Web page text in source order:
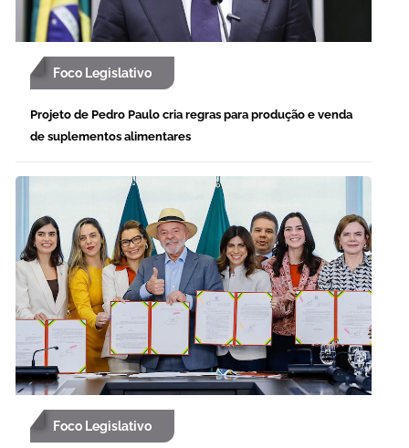
Foco Legislativo
Projeto de Pedro Paulo cria regras para produção e venda
de suplementos alimentares
Foco Legislativo